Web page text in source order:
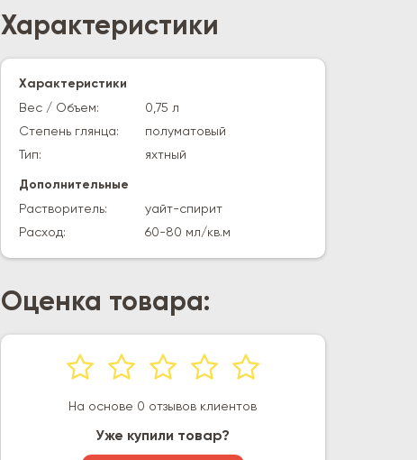
Характеристики
Характеристики
Вес / Объем:
0,75 л
Степень глянца:
полуматовый
Тип:
яхтный
Дополнительные
Растворитель:
уайт-спирит
Расход:
60-80 мл/кв.м
Оценка товара:
На основе 0 отзывов клиентов
Уже купили товар?